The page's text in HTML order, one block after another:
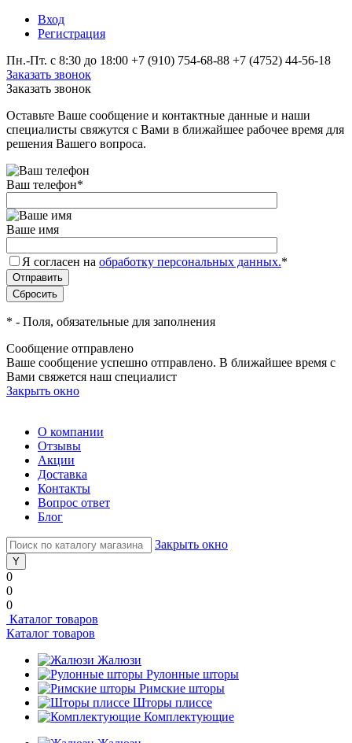
Вход
Регистрация
Пн.-Пт. с 8:30 до 18:00 +7 (910) 754‑68-88 +7 (4752) 44-56-18
Заказать звонок
Заказать звонок
Оставьте Ваше сообщение и контактные данные и наши
специалисты свяжутся с Вами в ближайшее рабочее время для
решения Вашего вопроса.
Ваш телефон*
Ваше имя
Я согласен на обработку персональных данных.*
* - Поля, обязательные для заполнения
Сообщение отправлено
Ваше сообщение успешно отправлено. В ближайшее время с
Вами свяжется наш специалист
Закрыть окно
О компании
Отзывы
Акции
Доставка
Контакты
Вопрос ответ
Блог
Закрыть окно
0
0
0
Каталог товаров
Каталог товаров
Жалюзи
Рулонные шторы
Римские шторы
Шторы плиссе
Комплектующие